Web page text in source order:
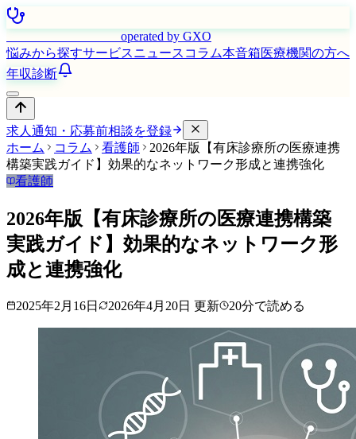
operated by GXO
悩みから探すサービスニュース コラム本音箱医療機関の方へ
年収診断
求人通知・応募前相談を登録
ホーム
コラム 看護師
2026年版【有床診療所の医療連携
構築実践ガイド】効果的なネットワーク形成と連携強化
看護師
2026年版【有床診療所の医療連携構築
実践ガイド】効果的なネットワーク形
成と連携強化
2025年2月16日 2026年4月20日 更新 20分で読める